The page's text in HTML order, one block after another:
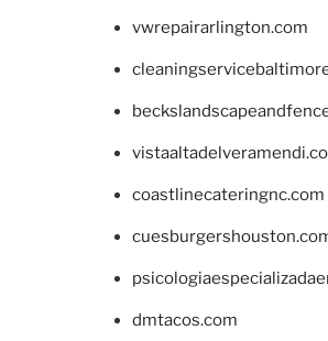
vwrepairarlington.com
coastlinecateringnc.com
dmtacos.com